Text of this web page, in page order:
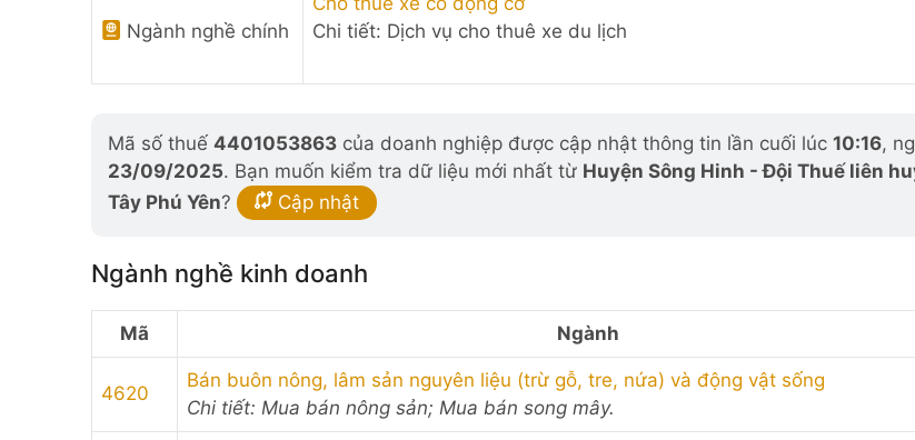
Ngành nghề chính
Chi tiết: Dịch vụ cho thuê xe du lịch
Mã số thuế 4401053863 của doanh nghiệp được cập nhật thông tin lần cuối lúc 10:16,
23/09/2025. Bạn muốn kiểm tra dữ liệu mới nhất từ Huyện Sông Hinh - Đội Thuế liên
Tây Phú Yên? Cập nhật
Ngành nghề kinh doanh
Mã Ngành
4620
Bán buôn nông, lâm sản nguyên liệu (trừ gỗ, tre, nứa) và động vật sống
Chi tiết: Mua bán nông sản; Mua bán song mây.